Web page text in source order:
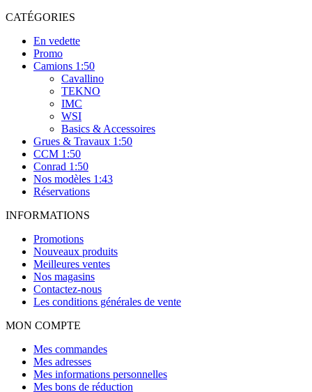
CATÉGORIES
En vedette
Promo
Camions 1:50
Cavallino
TEKNO
IMC
WSI
Basics & Accessoires
Grues & Travaux 1:50
CCM 1:50
Conrad 1:50
Nos modèles 1:43
Réservations
INFORMATIONS
Promotions
Nouveaux produits
Meilleures ventes
Nos magasins
Contactez-nous
Les conditions générales de vente
MON COMPTE
Mes commandes
Mes adresses
Mes informations personnelles
Mes bons de réduction